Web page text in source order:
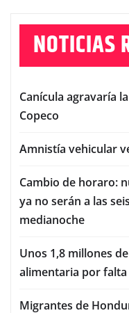
NOTICIAS
Canícula agravaría
Copeco
Amnistía vehicular
Cambio de horaro:
ya no serán a las
medianoche
Unos 1,8 millones
alimentaria por falta
Migrantes de